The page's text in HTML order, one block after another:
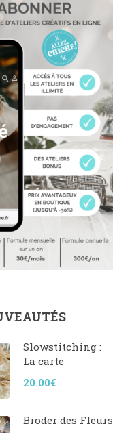
Slowstitching :
La carte
20.00€
Broder des Fleurs